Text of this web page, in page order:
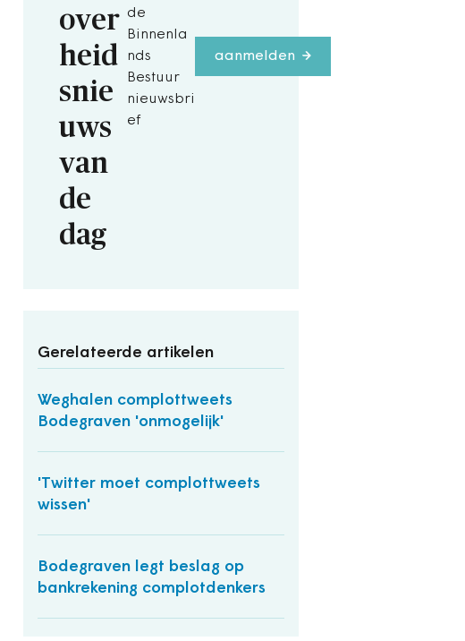
over
heid
snie
uws
van
de
dag
de
Binnenla
nds
Bestuur
nieuwsbri
ef
aanmelden
Gerelateerde artikelen
Weghalen complottweets
Bodegraven 'onmogelijk'
'Twitter moet complottweets
wissen'
Bodegraven legt beslag op
bankrekening complotdenkers